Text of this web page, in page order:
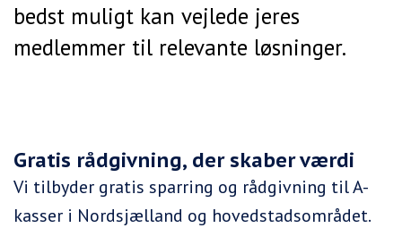
bedst muligt kan vejlede jeres
medlemmer til relevante løsninger.
Gratis rådgivning, der skaber værdi
Vi tilbyder gratis sparring og rådgivning til A-
kasser i Nordsjælland og hovedstadsområdet.